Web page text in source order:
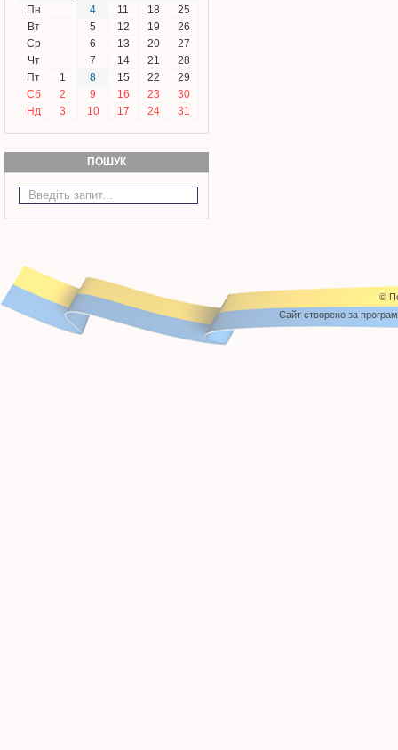
Пн 4 11 18
25
Вт
5 12 19
26
Ср
6 13 20
27
Чт
7 14 21
28
Пт
1 8 15 22
29
Сб
2 9 16 23
30
Нд
3 10 17 24 31
ПОШУК
©
Cайт створено за